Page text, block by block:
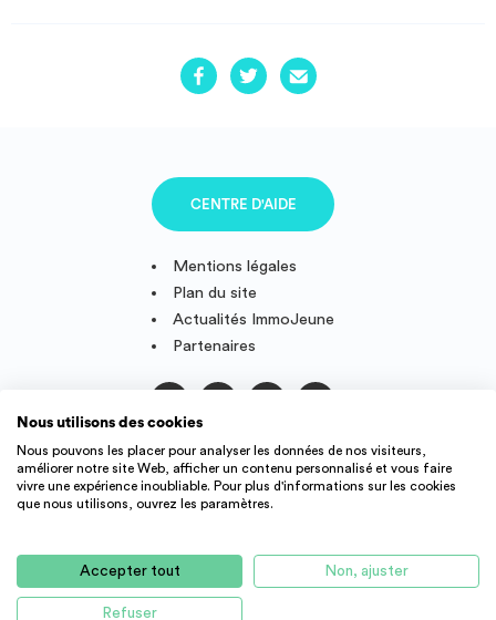
Mentions légales
Plan du site
Actualités ImmoJeune
Partenaires
CENTRE D'AIDE
Suivez-nous
France.
Des offres de logement étudiant et jeune actif dans toute la
France : résidence étudiant, agence immobilière, location
Nous utilisons des cookies
Nous pouvons les placer pour analyser les données de nos visiteurs,
améliorer notre site Web, afficher un contenu personnalisé et vous faire
vivre une expérience inoubliable. Pour plus d'informations sur les cookies
que nous utilisons, ouvrez les paramètres.
Accepter tout Non, ajuster
Refuser